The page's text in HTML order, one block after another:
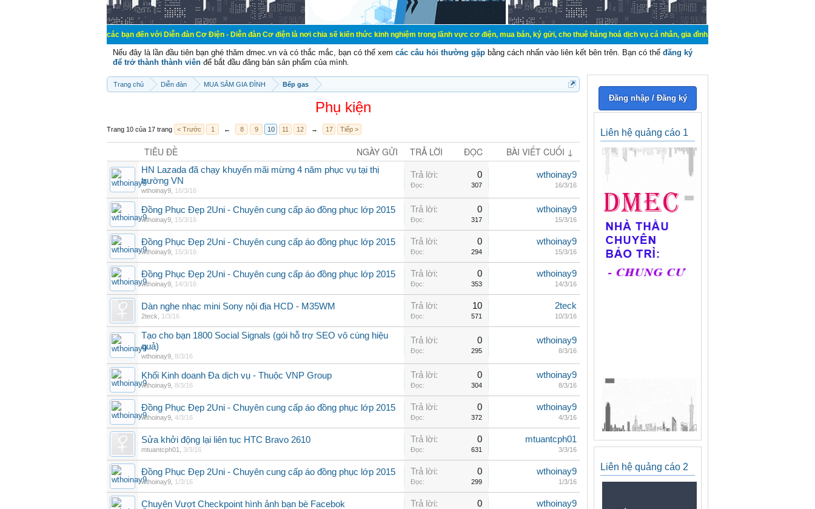
Chào mừng các bạn đến với Diễn đàn Cơ Điện - Diễn đàn Cơ điện là nơi chia sẽ kiến thức kinh nghiệm trong lãnh vực cơ điện, mua bán, ký gửi, cho thuê hàng hoá dịch vụ cá nhân, gia đình. Mua bán, ký gửi, cho thuê thiết bị hệ
Nếu đây là lần đầu tiên bạn ghé thăm dmec.vn và có thắc mắc, bạn có thể xem các câu hỏi thường gặp bằng cách nhấn vào liên kết bên trên. Bạn có thể đăng ký
để trở thành thành viên để bắt đầu đăng bán sản phẩm của mình.
Trang chủ Diễn đàn MUA SẮM GIA ĐÌNH Bếp gas
Phụ kiện
Trang 10 của 17 trang < Trước 1 ← 8 9 10 11 12 → 17 Tiếp >
TIÊU ĐỀ NGÀY GỬI TRẢ LỜI ĐỌC BÀI VIẾT CUỐI ↓
HN Lazada đã chạy khuyến mãi mừng 4 năm phục vụ tại thị
trường VN
wthoinay9 16/3/16
Trả lời: 0
Đọc: 307
wthoinay9
16/3/16
Đồng Phục Đẹp 2Uni - Chuyên cung cấp áo đồng phục lớp 2015
wthoinay9 15/3/16
Trả lời: 0
Đọc: 317
wthoinay9
15/3/16
Đồng Phục Đẹp 2Uni - Chuyên cung cấp áo đồng phục lớp 2015
wthoinay9 15/3/16
Trả lời: 0
Đọc: 294
wthoinay9
15/3/16
Đồng Phục Đẹp 2Uni - Chuyên cung cấp áo đồng phục lớp 2015
wthoinay9 14/3/16
Trả lời: 0
Đọc: 353
wthoinay9
14/3/16
Dàn nghe nhạc mini Sony nội địa HCD - M35WM
2teck 1/3/16
Trả lời: 10
Đọc: 571
2teck
10/3/16
Tạo cho bạn 1800 Social Signals (gói hỗ trợ SEO vô cùng hiệu
quả)
wthoinay9 8/3/16
Trả lời: 0
Đọc: 295
wthoinay9
8/3/16
Khối Kinh doanh Đa dịch vụ - Thuộc VNP Group
wthoinay9 8/3/16
Trả lời: 0
Đọc: 304
wthoinay9
8/3/16
Đồng Phục Đẹp 2Uni - Chuyên cung cấp áo đồng phục lớp 2015
wthoinay9 4/3/16
Trả lời: 0
Đọc: 372
wthoinay9
4/3/16
Sửa khởi động lại liên tục HTC Bravo 2610
mtuantcph01 3/3/16
Trả lời: 0
Đọc: 631
mtuantcph01
3/3/16
Đồng Phục Đẹp 2Uni - Chuyên cung cấp áo đồng phục lớp 2015
wthoinay9 1/3/16
Trả lời: 0
Đọc: 299
wthoinay9
1/3/16
Chuyên Vượt Checkpoint hình ảnh bạn bè Facebok Trả lời: 0 wthoinay9
Đăng nhập / Đăng ký
Liên hệ quảng cáo 1
Liên hệ quảng cáo 2